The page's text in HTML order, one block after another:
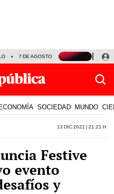
7 DE AGOSTO TINKA RESULTADOS
ECONOMÍA SOCIEDAD MUNDO
13 Dic 2021 | 21:21 h
Festive
evento
y